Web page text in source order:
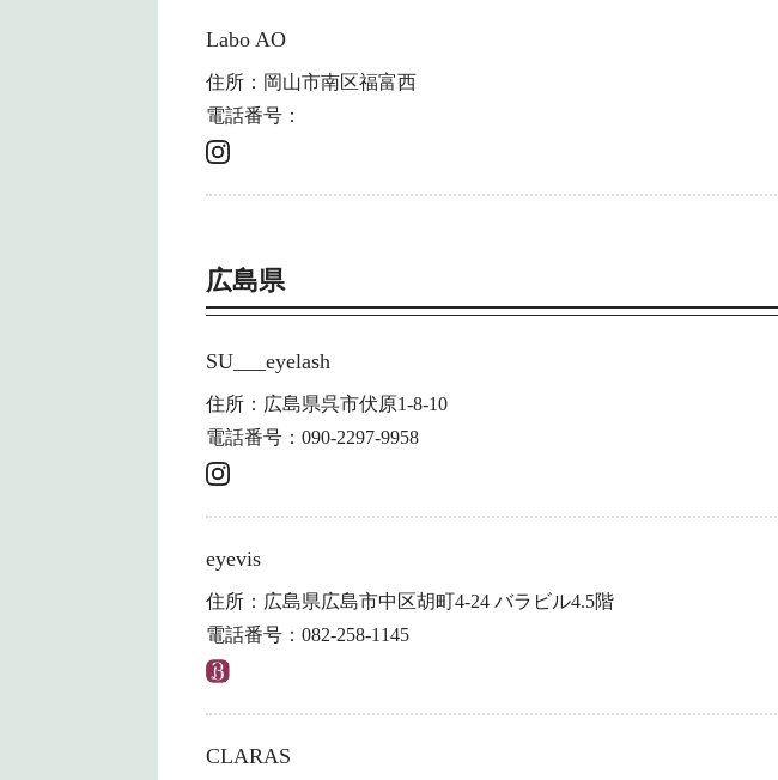
Labo AO
住所：岡山市南区福富西
電話番号：
広島県
SU___eyelash
住所：広島県呉市伏原1-8-10
電話番号：090-2297-9958
eyevis
住所：広島県広島市中区胡町4-24 バラビル4.5階
電話番号：082-258-1145
CLARAS